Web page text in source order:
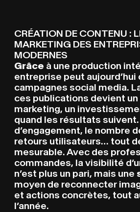
CRÉATION DE CONTENU :
MARKETING DES
MODERNES
Grâce à une production
entreprise peut aujourd’hui
campagnes social media.
ces publications devient
marketing, un
quand les résultats
d’engagement, le nombre
retours utilisateurs… tout
mesurable. Avec des
commandes, la visibilité
n’est plus un pari, mais une
moyen de reconnecter
et actions concrètes, tout
l’année.